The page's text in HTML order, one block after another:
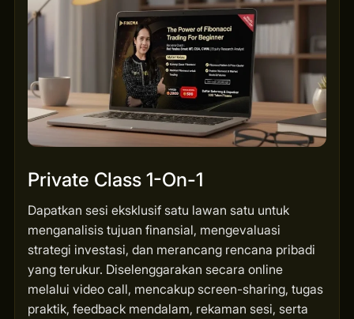
Private Class 1-On-1
Dapatkan sesi eksklusif satu lawan satu untuk
menganalisis tujuan finansial, mengevaluasi
strategi investasi, dan merancang rencana pribadi
yang terukur. Diselenggarakan secara online
melalui video call, mencakup screen-sharing, tugas
praktik, feedback mendalam, rekaman sesi, serta